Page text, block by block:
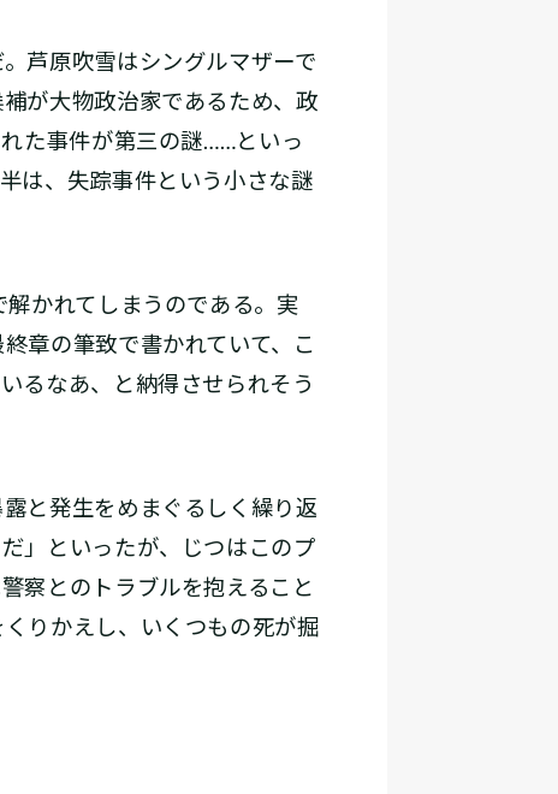
芦原吹雪はシングルマザーで
が大物政治家であるため、政
た事件が第三の謎……といっ
は、失踪事件という小さな謎
かれてしまうのである。実
章の筆致で書かれていて、こ
るなあ、と納得させられそう
と発生をめまぐるしく繰り返
」といったが、じつはこのプ
察とのトラブルを抱えること
りかえし、いくつもの死が掘